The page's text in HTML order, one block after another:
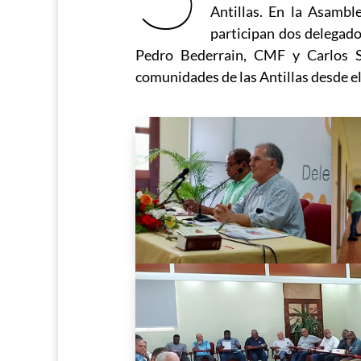
Antillas. En la
participan dos
Pedro Bederrain, CMF y Carlos
comunidades de las Antillas desde